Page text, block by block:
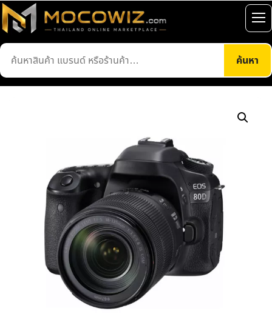
ข้าม
ไป
เนื้อหา
ค้นหา
สินค้า
ค้นหา
เปิ
เม